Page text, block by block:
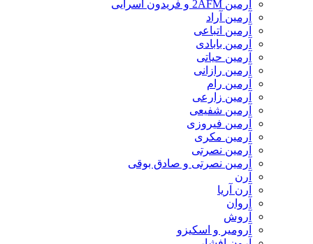
آرمین 2AFM و فریدون آسرایی
آرمین آراد
آرمین اتباعی
آرمین بابادی
آرمین حیاتی
آرمین رازانی
آرمین رام
آرمین زارعی
آرمین شفیعی
آرمین فیروزی
آرمین مکری
آرمین نصرتی
آرمین نصرتی و صادق بوقی
آرن
آرن آریا
آروان
آروش
آرومیر و اسکیزو